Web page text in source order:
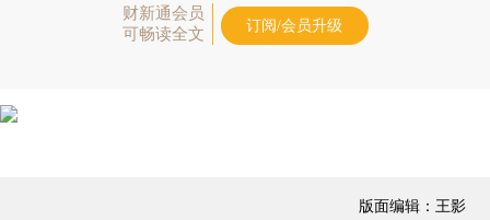
财新通会员
可畅读全文
订阅/会员升级
版面编辑：王影